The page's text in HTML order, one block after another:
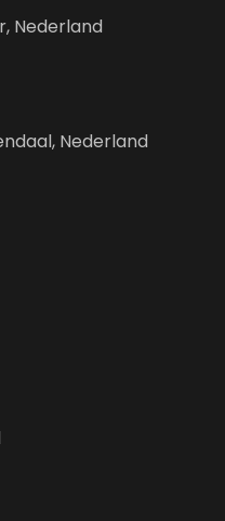
Nederland
Nederland